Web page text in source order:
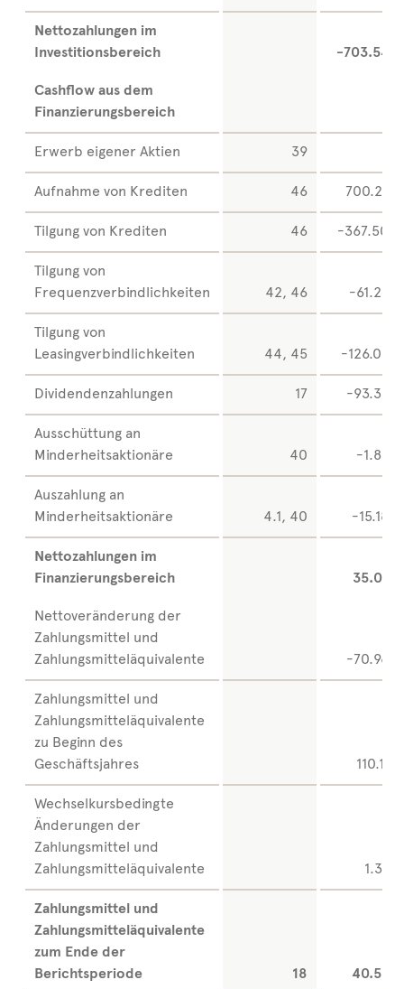
Nettozahlungen im
Investitionsbereich
-703.545
Cashflow aus dem
Finanzierungsbereich
Erwerb eigener Aktien 39
Aufnahme von Krediten 46 700.278
Tilgung von Krediten 46 -367.500
Tilgung von
Frequenzverbindlichkeiten
42, 46 -61.266
Tilgung von
Leasingverbindlichkeiten
44, 45 -126.007
Dividendenzahlungen 17 -93.358
Ausschüttung an
Minderheitsaktionäre
40 -1.893
Auszahlung an
Minderheitsaktionäre
4.1, 40 -15.184
Nettozahlungen im
Finanzierungsbereich
35.069
Nettoveränderung der
Zahlungsmittel und
Zahlungsmitteläquivalente
-70.960
Zahlungsmittel und
Zahlungsmitteläquivalente
zu Beginn des
Geschäftsjahres
110.116
Wechselkursbedingte
Änderungen der
Zahlungsmittel und
Zahlungsmitteläquivalente
1.367
Zahlungsmittel und
Zahlungsmitteläquivalente
zum Ende der
Berichtsperiode
18 40.523